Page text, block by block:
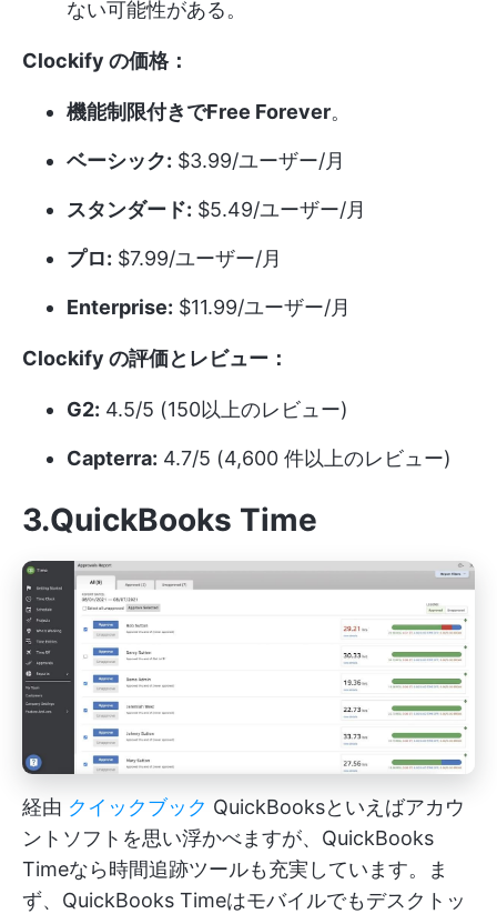
ない可能性がある。
Clockify の価格：
機能制限付きでFree Forever。
ベーシック: $3.99/ユーザー/月
スタンダード: $5.49/ユーザー/月
プロ: $7.99/ユーザー/月
Enterprise: $11.99/ユーザー/月
Clockify の評価とレビュー：
G2: 4.5/5 (150以上のレビュー)
Capterra: 4.7/5 (4,600 件以上のレビュー)
3.QuickBooks Time
経由 クイックブック QuickBooksといえばアカウ
ントソフトを思い浮かべますが、QuickBooks
Timeなら時間追跡ツールも充実しています。ま
ず、QuickBooks Timeはモバイルでもデスクトッ